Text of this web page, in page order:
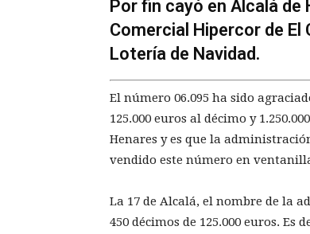
Por fin cayó en Alcalá
Comercial Hipercor de
Lotería de Navidad.
El número 06.095 ha sido
125.000 euros al décimo y
Henares y es que la
vendido este número en
La 17 de Alcalá, el nombre de la
450 décimos de 125.000 euros.